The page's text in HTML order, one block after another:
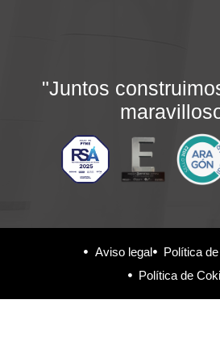
"Juntos
Aviso legal
Política
Política de